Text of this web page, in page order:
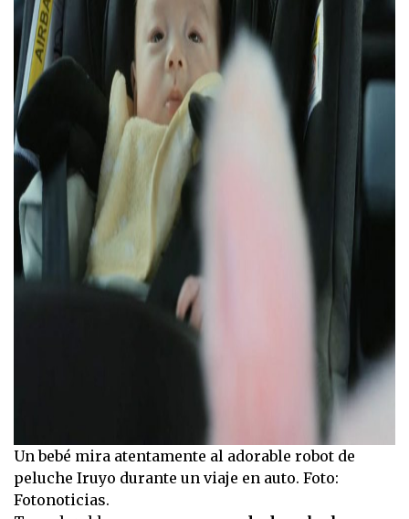
Un bebé mira atentamente al adorable robot de
peluche Iruyo durante un viaje en auto. Foto:
Fotonoticias.